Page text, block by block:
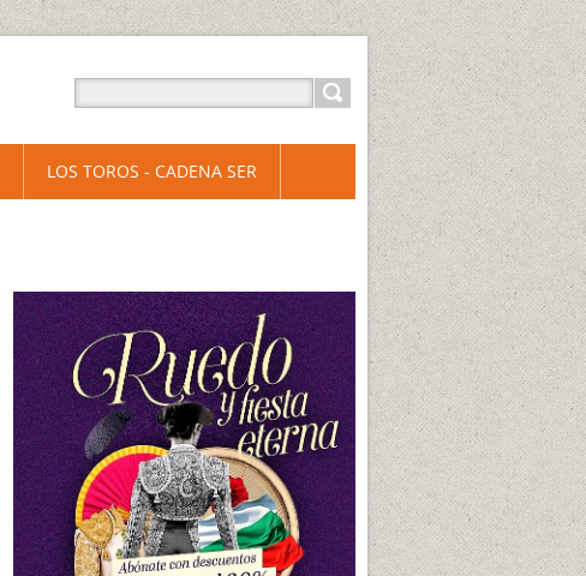
LOS TOROS - CADENA SER